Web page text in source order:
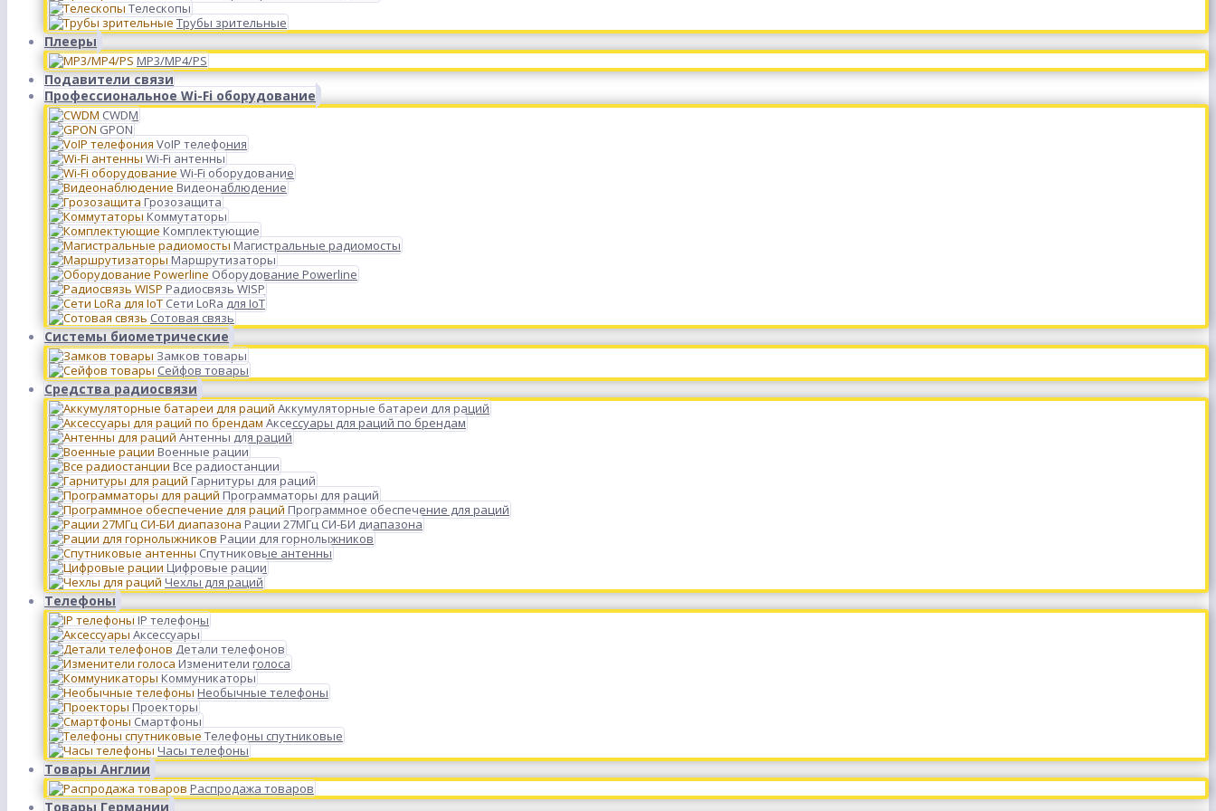
Телескопы
Трубы зрительные
Плееры
MP3/MP4/PS
Подавители связи
Профессиональное Wi-Fi оборудование
CWDM
GPON
VoIP телефония
Wi-Fi антенны
Wi-Fi оборудование
Видеонаблюдение
Грозозащита
Коммутаторы
Комплектующие
Магистральные радиомосты
Маршрутизаторы
Оборудование Powerline
Радиосвязь WISP
Сети LoRa для IoT
Сотовая связь
Системы биометрические
Замков товары
Сейфов товары
Средства радиосвязи
Аккумуляторные батареи для раций
Аксессуары для раций по брендам
Антенны для раций
Военные рации
Все радиостанции
Гарнитуры для раций
Программаторы для раций
Программное обеспечение для раций
Рации 27МГц СИ-БИ диапазона
Рации для горнолыжников
Спутниковые антенны
Цифровые рации
Чехлы для раций
Телефоны
IP телефоны
Аксессуары
Детали телефонов
Изменители голоса
Коммуникаторы
Необычные телефоны
Проекторы
Смартфоны
Телефоны спутниковые
Часы телефоны
Товары Англии
Распродажа товаров
Товары Германии